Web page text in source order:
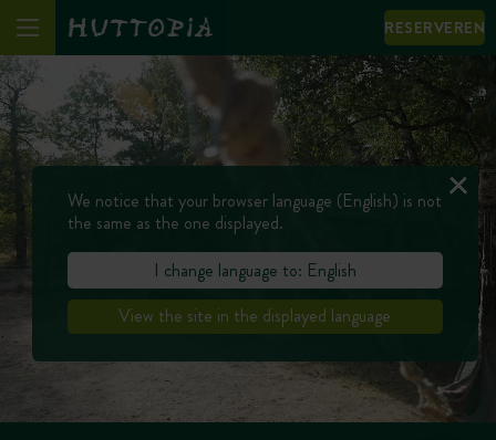
RESERVEREN
We notice that your browser language (English) is not
the same as the one displayed.
I change language to: English
View the site in the displayed language